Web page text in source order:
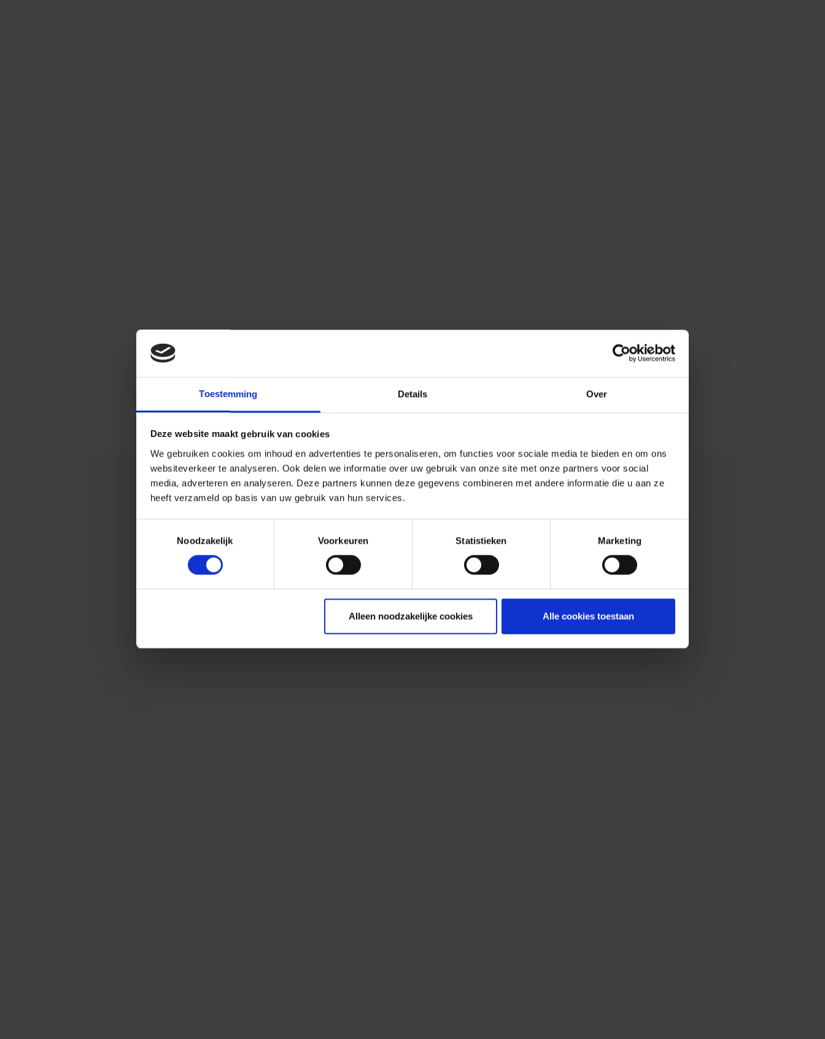
Toestemming Details Over
Deze website maakt gebruik van cookies
We gebruiken cookies om inhoud en advertenties te personaliseren, om functies voor sociale media te bieden en om ons
websiteverkeer te analyseren. Ook delen we informatie over uw gebruik van onze site met onze partners voor social
media, adverteren en analyseren. Deze partners kunnen deze gegevens combineren met andere informatie die u aan ze
heeft verzameld op basis van uw gebruik van hun services.
Noodzakelijk
Voorkeuren Statistieken Marketing
Alleen noodzakelijke cookies Alle cookies toestaan